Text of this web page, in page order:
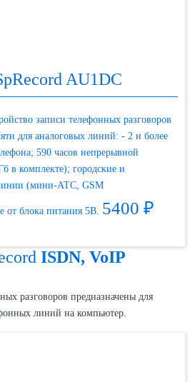
AU1DC
записи телефонных разговоров
для аналоговых линий: - 2 и более
590 часов непрерывной
в комплекте); городские и
(мини-АТС, GSM
блока питания 5В. 5400 ₽
ISDN, VoIP
разговоров предназначены для
линий на компьютер.